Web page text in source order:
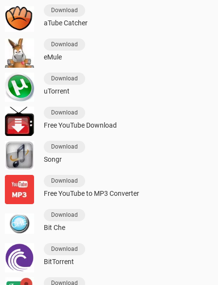
Download
aTube Catcher
Download
eMule
Download
uTorrent
Download
Free YouTube Download
Download
Songr
Download
Free YouTube to MP3 Converter
Download
Bit Che
Download
BitTorrent
Download